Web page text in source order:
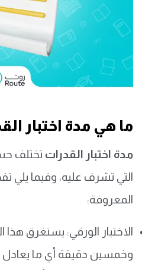
ما هي مدة اختبار
مدة اختبار القدرات تختلف
التي تشرف عليه، وفيما يلي
المعروفة:
الاختبار الورقي: يستغرق هذا
وخمسين دقيقة أي ما